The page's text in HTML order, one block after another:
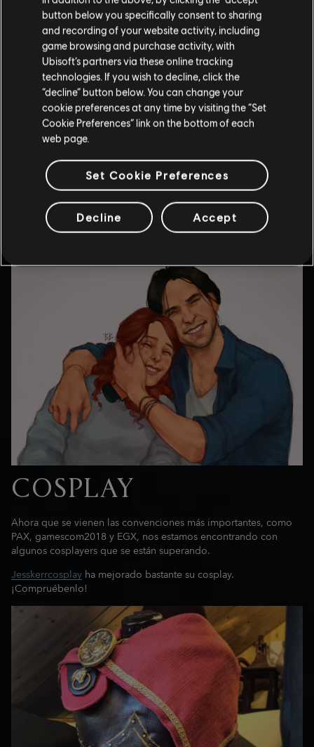
COSPLAY
Ahora que se vienen las convenciones más importantes, como
PAX, gamescom2018 y EGX, nos estamos encontrando con
algunos cosplayers que se están superando.
Jesskerrcosplay ha mejorado bastante su cosplay.
¡Compruébenlo!
button below you specifically consent to sharing
and recording of your website activity, including
game browsing and purchase activity, with
Ubisoft’s partners via these online tracking
technologies. If you wish to decline, click the
“decline” button below. You can change your
cookie preferences at any time by visiting the “Set
Cookie Preferences” link on the bottom of each
web page.
Set Cookie Preferences
Decline Accept